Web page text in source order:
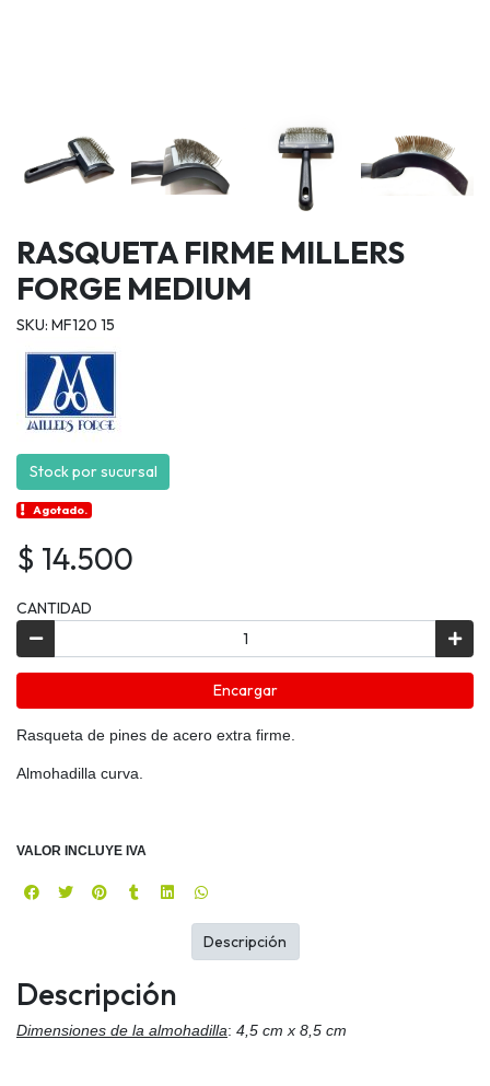
RASQUETA FIRME MILLERS
FORGE MEDIUM
SKU: MF120 15
Stock por sucursal
Agotado.
$ 14.500
CANTIDAD
Encargar
Rasqueta de pines de acero extra firme.
Almohadilla curva.
VALOR INCLUYE IVA
Descripción
Dimensiones de la almohadilla: 4,5 cm x 8,5 cm
Descripción